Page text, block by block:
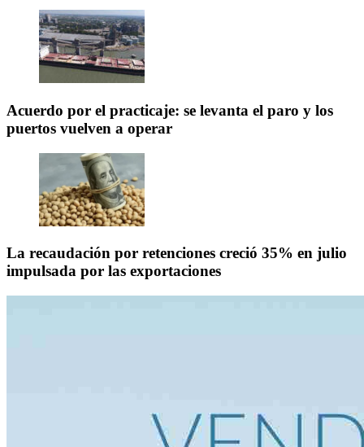
Acuerdo por el practicaje: se levanta el paro y los
puertos vuelven a operar
La recaudación por retenciones creció 35% en julio
impulsada por las exportaciones